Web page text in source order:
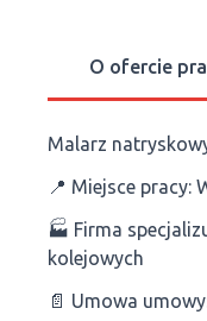
O ofercie
Malarz
📍 Miejsce pracy:
🏭 Firma
kolejowych
📄 Umowa